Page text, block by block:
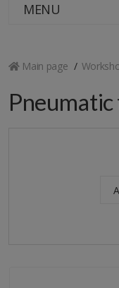
MENU
Main page